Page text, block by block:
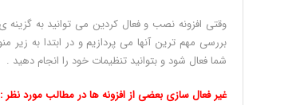
شما فعال شود و بتوانید تنظیمات خود را انجام دهید .
غیر فعال سازی بعضی از افزونه ها در مطالب مورد نظر :